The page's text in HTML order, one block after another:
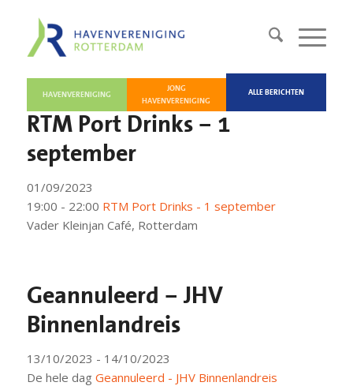
HAVENVERENIGING
JONG
HAVENVERENIGING
ALLE BERICHTEN
RTM Port Drinks – 1
september
01/09/2023
19:00 - 22:00 RTM Port Drinks - 1 september
Vader Kleinjan Café, Rotterdam
Geannuleerd – JHV
Binnenlandreis
13/10/2023 - 14/10/2023
De hele dag Geannuleerd - JHV Binnenlandreis